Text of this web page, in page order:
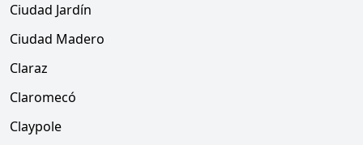
Ciudad Jardín
Ciudad Madero
Claraz
Claromecó
Claypole